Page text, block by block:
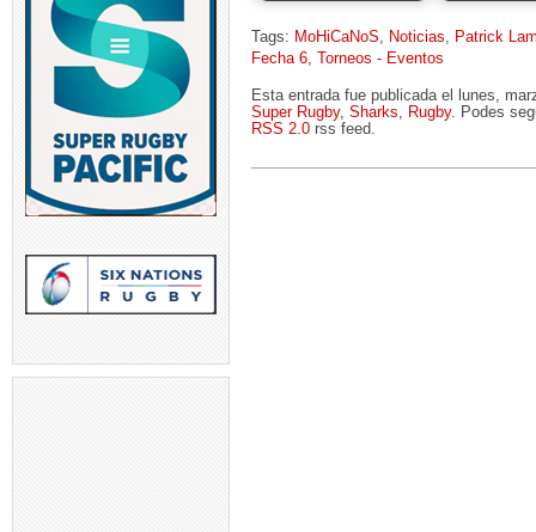
Tags: MoHiCaNoS, Noticias, Patrick
Fecha 6, Torneos - Eventos
Esta entrada fue publicada el lunes,
Super Rugby, Sharks, Rugby. Podes
RSS 2.0 rss feed.